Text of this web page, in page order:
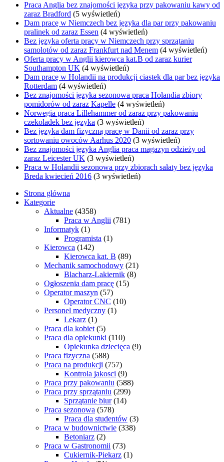
Praca Anglia bez znajomości języka przy pakowaniu kawy od
zaraz Bradford (5 wyświetleń)
Dam pracę w Niemczech bez języka dla par przy pakowaniu
pralinek od zaraz Essen (4 wyświetleń)
Bez języka oferta pracy w Niemczech przy sprzątaniu
samolotów od zaraz Frankfurt nad Menem (4 wyświetleń)
Oferta pracy w Anglii kierowca kat.B od zaraz kurier
Southampton UK (4 wyświetleń)
Dam pracę w Holandii na produkcji ciastek dla par bez języka
Rotterdam (4 wyświetleń)
Bez znajomości języka sezonowa praca Holandia zbiory
pomidorów od zaraz Kapelle (4 wyświetleń)
Norwegia praca Lillehammer od zaraz przy pakowaniu
czekoladek bez języka (3 wyświetleń)
Bez języka dam fizyczną pracę w Danii od zaraz przy
sortowaniu owoców Aarhus 2020 (3 wyświetleń)
Bez znajomości języka Anglia praca magazyn odzieży od
zaraz Leicester UK (3 wyświetleń)
Praca w Holandii sezonowa przy zbiorach sałaty bez języka
Breda kwiecień 2016 (3 wyświetleń)
Strona główna
Kategorie
Aktualne (4358)
Praca w Anglii (781)
Informatyk (1)
Programista (1)
Kierowca (142)
Kierowca kat. B (89)
Mechanik samochodowy (21)
Blacharz-Lakiernik (8)
Ogłoszenia dam pracę (15)
Operator maszyn (57)
Operator CNC (10)
Personel medyczny (1)
Lekarz (1)
Praca dla kobiet (5)
Praca dla opiekunki (110)
Opiekunka dziecięca (9)
Praca fizyczna (588)
Praca na produkcji (757)
Kontrola jakosci (9)
Praca przy pakowaniu (588)
Praca przy sprzątaniu (299)
Sprzątanie biur (14)
Praca sezonowa (578)
Praca dla studentów (3)
Praca w budownictwie (338)
Betoniarz (2)
Praca w Gastronomii (73)
Cukiernik-Piekarz (1)